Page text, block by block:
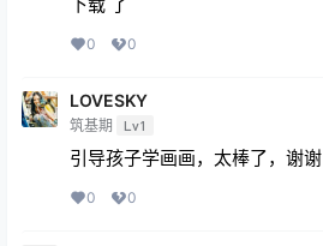
0 0
LOVESKY
筑基期 Lv1
引导孩子学画画，太棒了，谢谢
0 0